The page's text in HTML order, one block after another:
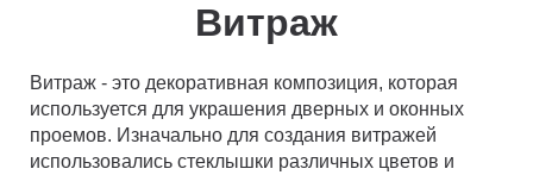
Витраж
Витраж - это декоративная композиция, которая
используется для украшения дверных и оконных
проемов. Изначально для создания витражей
использовались стеклышки различных цветов и